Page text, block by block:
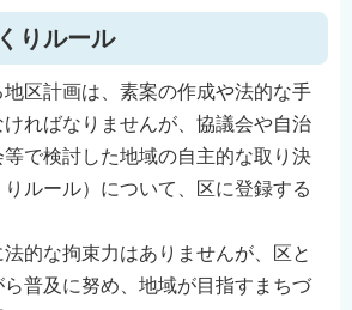
りルール
区計画は、素案の作成や法的な手
ればなりませんが、協議会や自治
で検討した地域の自主的な取り決
ルール）について、区に登録する
的な拘束力はありませんが、区と
普及に努め、地域が目指すまちづ